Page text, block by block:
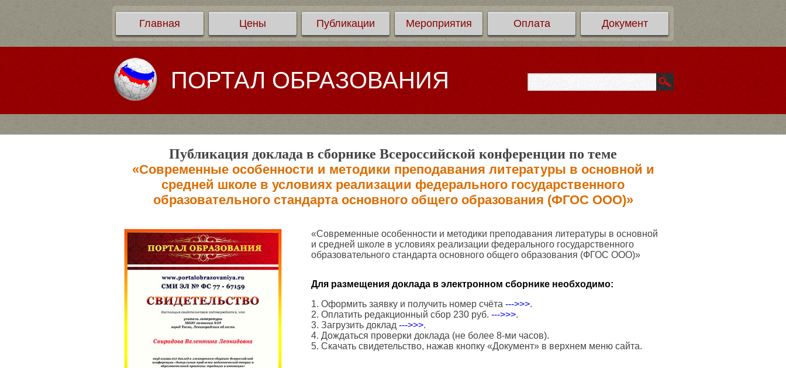
Главная Цены Публикации Мероприятия Оплата Документ
ПОРТАЛ ОБРАЗОВАНИЯ
Публикация доклада в сборнике Всероссийской конференции по теме
«Современные особенности и методики преподавания литературы в основной и
средней школе в условиях реализации федерального государственного
образовательного стандарта основного общего образования (ФГОС ООО)»
«Современные особенности и методики преподавания литературы в основной
и средней школе в условиях реализации федерального государственного
образовательного стандарта основного общего образования (ФГОС ООО)»
Для размещения доклада в электронном сборнике необходимо:
1. Оформить заявку и получить номер счёта --->>>.
2. Оплатить редакционный сбор 230 руб. --->>>.
3. Загрузить доклад --->>>.
4. Дождаться проверки доклада (не более 8-ми часов).
5. Скачать свидетельство, нажав кнопку «Документ» в верхнем меню сайта.